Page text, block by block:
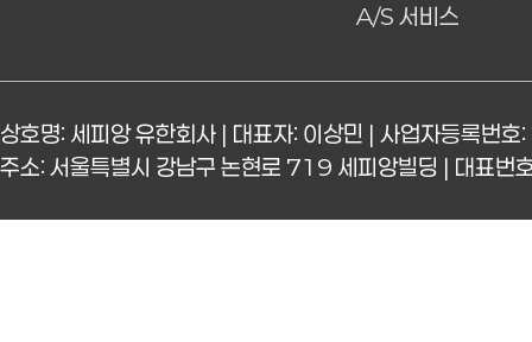
A/S 서비스
상호명: 세피앙 유한회사 | 대표자: 이상민 | 사업자등록
주소: 서울특별시 강남구 논현로 719 세피앙빌딩 |